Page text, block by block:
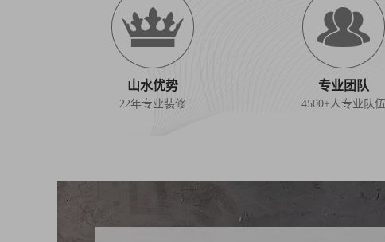
山水优势
22年专业装修
专业团队
4500+人专业队伍